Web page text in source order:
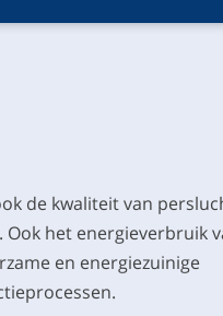
de kwaliteit van
het energieverbruik
en energiezuinige